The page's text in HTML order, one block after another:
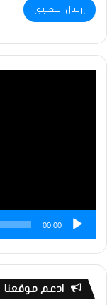
00:00
ادعم موقعنا